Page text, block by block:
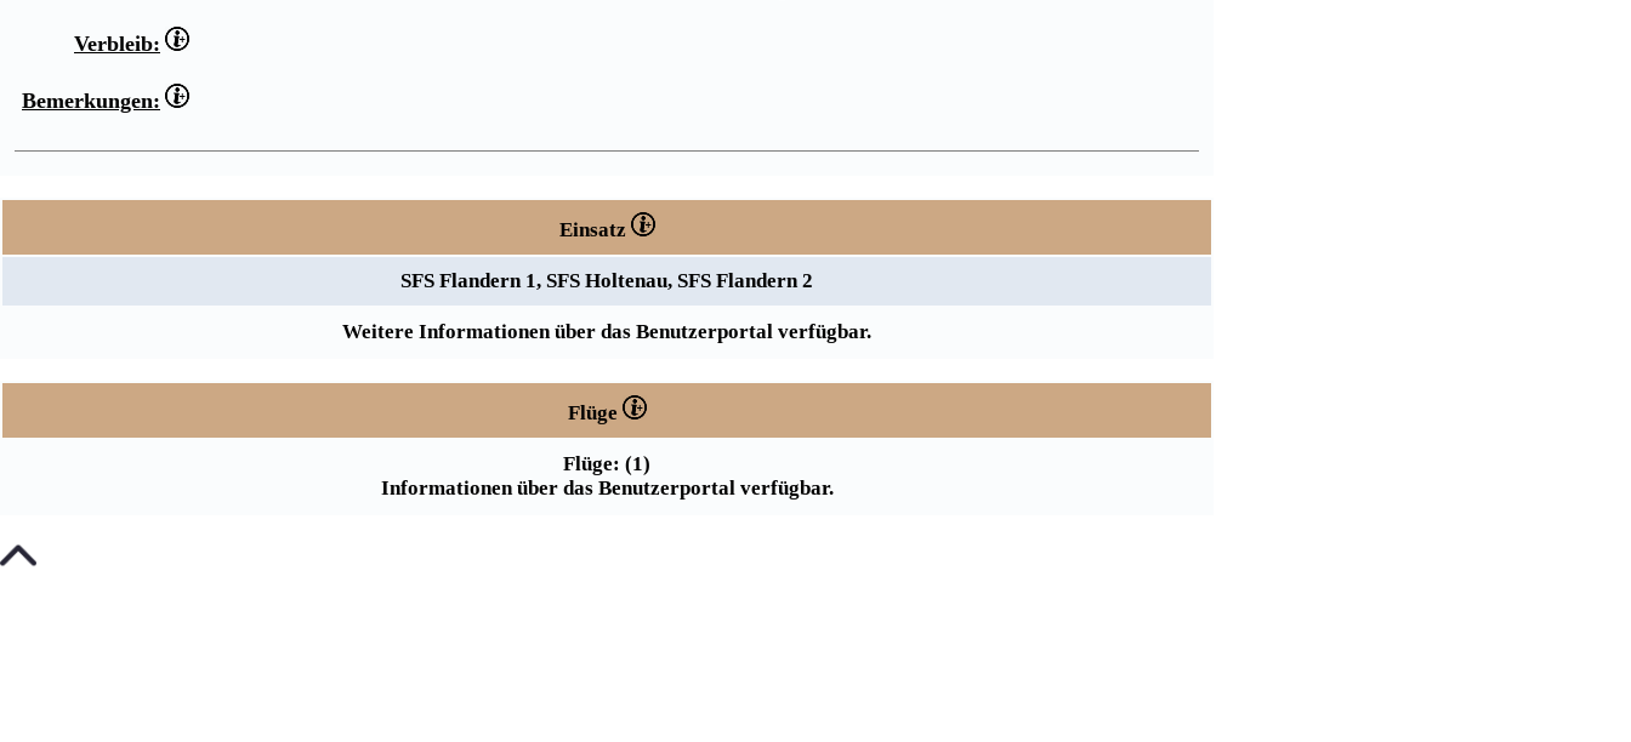
Verbleib:
Bemerkungen:
Einsatz
SFS Flandern 1, SFS Holtenau, SFS Flandern 2
Weitere Informationen über das Benutzerportal verfügbar.
Flüge
Flüge: (1)
Informationen über das Benutzerportal verfügbar.